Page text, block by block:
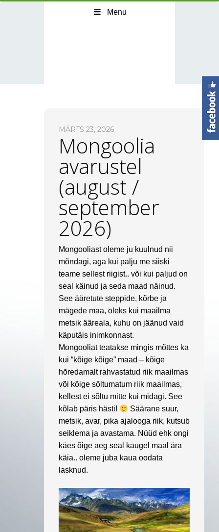
Menu
MÄRTS 23, 2026
Mongoolia
avarustel
(august /
september
2026)
Mongooliast oleme ju kuulnud nii
mõndagi, aga kui palju me siiski
teame sellest riigist.. või kui paljud on
seal käinud ja seda maad näinud.
See ääretute steppide, kõrbe ja
mägede maa, oleks kui maailma
metsik ääreala, kuhu on jäänud vaid
käputäis inimkonnast.
Mongooliat teatakse mingis mõttes ka
kui “kõige kõige” maad – kõige
hõredamalt rahvastatud riik maailmas
või kõige sõltumatum riik maailmas,
kellest ei sõltu mitte kui midagi. See
kõlab päris hästi!
Säärane suur,
metsik, avar, pika ajalooga riik, kutsub
seiklema ja avastama. Nüüd ehk ongi
käes õige aeg seal kaugel maal ära
käia.. oleme juba kaua oodata
lasknud.